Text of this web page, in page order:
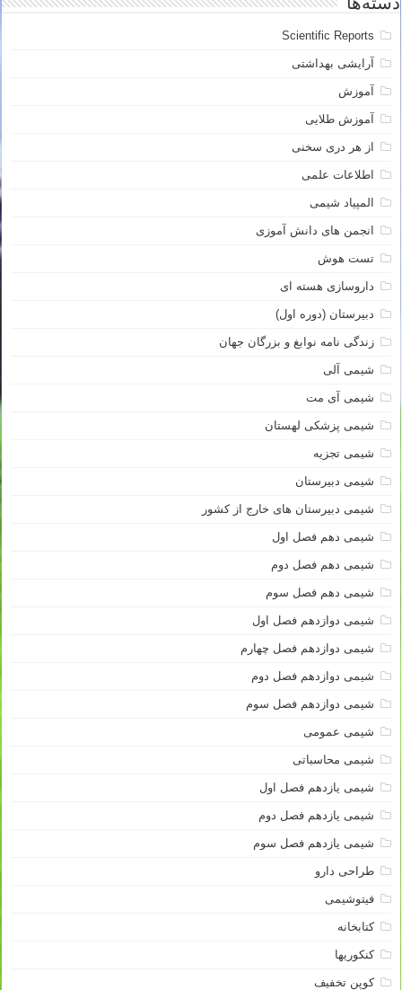
دسته‌ها
Scientific Reports
آرایشی بهداشتی
آموزش
آموزش طلایی
از هر دری سخنی
اطلاعات علمی
المپیاد شیمی
انجمن های دانش آموزی
تست هوش
داروسازی هسته ای
دبیرستان (دوره اول)
زندگی نامه نوابغ و بزرگان جهان
شیمی آلی
شیمی آی مت
شیمی پزشکی لهستان
شیمی تجزیه
شیمی دبیرستان
شیمی دبیرستان های خارج از کشور
شیمی دهم فصل اول
شیمی دهم فصل دوم
شیمی دهم فصل سوم
شیمی دوازدهم فصل اول
شیمی دوازدهم فصل چهارم
شیمی دوازدهم فصل دوم
شیمی دوازدهم فصل سوم
شیمی عمومی
شیمی محاسباتی
شیمی یازدهم فصل اول
شیمی یازدهم فصل دوم
شیمی یازدهم فصل سوم
طراحی دارو
فیتوشیمی
کتابخانه
کنکوریها
کوپن تخفیف